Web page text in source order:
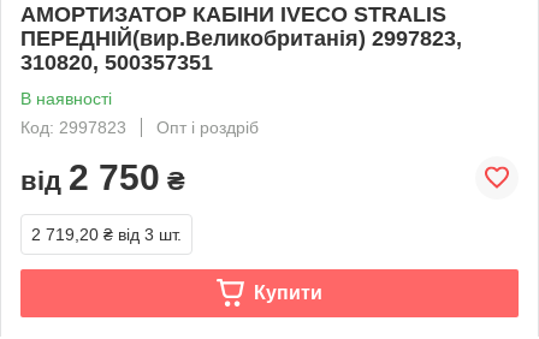
АМОРТИЗАТОР КАБІНИ IVECO STRALIS
ПЕРЕДНІЙ(вир.Великобританія) 2997823,
310820, 500357351
В наявності
Код: 2997823
Опт і роздріб
від 2 750 ₴
2 719,20 ₴ від 3 шт.
Купити